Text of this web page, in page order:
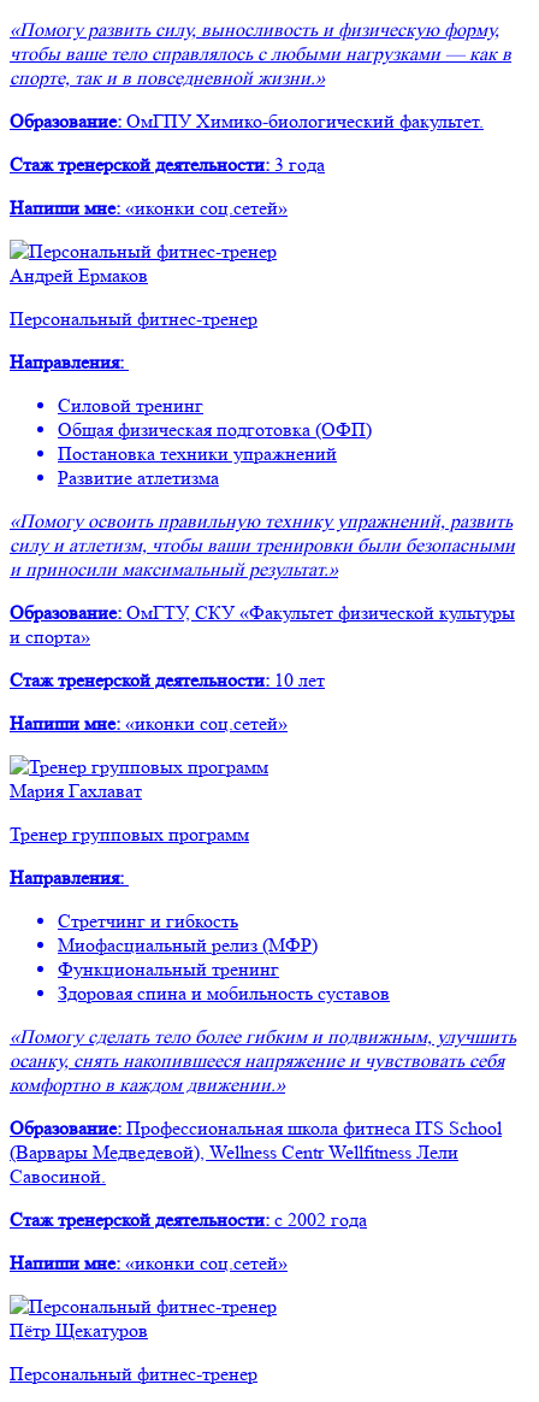
«Помогу развить силу, выносливость и физическую форму,
чтобы ваше тело справлялось с любыми нагрузками — как в
спорте, так и в повседневной жизни.»
Образование: ОмГПУ Химико-биологический факультет.
Стаж тренерской деятельности: 3 года
Напиши мне: «иконки соц.сетей»
Андрей Ермаков
Персональный фитнес-тренер
Направления:
Силовой тренинг
Общая физическая подготовка (ОФП)
Постановка техники упражнений
Развитие атлетизма
«Помогу освоить правильную технику упражнений, развить
силу и атлетизм, чтобы ваши тренировки были безопасными
и приносили максимальный результат.»
Образование: ОмГТУ, СКУ «Факультет физической культуры
и спорта»
Стаж тренерской деятельности: 10 лет
Напиши мне: «иконки соц.сетей»
Мария Гахлават
Тренер групповых программ
Направления:
Стретчинг и гибкость
Миофасциальный релиз (МФР)
Функциональный тренинг
Здоровая спина и мобильность суставов
«Помогу сделать тело более гибким и подвижным, улучшить
осанку, снять накопившееся напряжение и чувствовать себя
комфортно в каждом движении.»
Образование: Профессиональная школа фитнеса ITS School
(Варвары Медведевой), Wellness Centr Wellfitness Лели
Савосиной.
Стаж тренерской деятельности: с 2002 года
Напиши мне: «иконки соц.сетей»
Пётр Щекатуров
Персональный фитнес-тренер